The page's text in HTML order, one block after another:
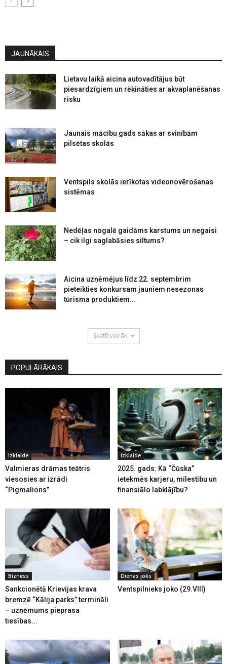
JAUNĀKAIS
Lietavu laikā aicina autovadītājus būt
piesardzīgiem un rēķināties ar akvaplanēšanas
risku
Jaunais mācību gads sākas ar svinībām
pilsētas skolās
Ventspils skolās ierīkotas videonovērošanas
sistēmas
Nedēļas nogalē gaidāms karstums un negaisi
– cik ilgi saglabāsies siltums?
Aicina uzņēmējus līdz 22. septembrim
pieteikties konkursam jauniem nesezonas
tūrisma produktiem...
Skatīt vairāk
POPULĀRĀKAIS
Izklaide
Valmieras drāmas teātris
viesosies ar izrādi
“Pigmalions”
Izklaide
2025. gads: Kā “Čūska”
ietekmēs karjeru, mīlestību un
finansiālo labklājību?
Bizness
Sankcionētā Krievijas krava
bremzē “Kālija parks” termināli
– uzņēmums pieprasa
tiesības...
Dienas joks
Ventspilnieks joko (29.VIII)